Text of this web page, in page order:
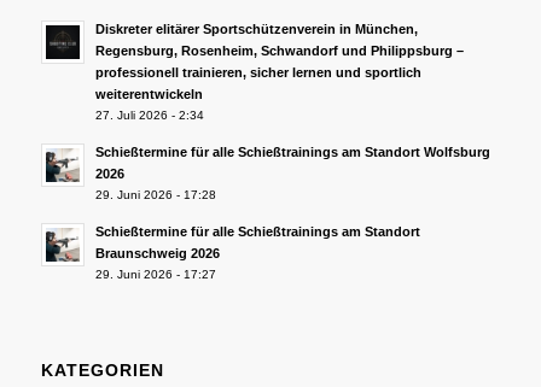
Diskreter elitärer Sportschützenverein in München,
Regensburg, Rosenheim, Schwandorf und Philippsburg –
professionell trainieren, sicher lernen und sportlich
weiterentwickeln
27. Juli 2026 - 2:34
Schießtermine für alle Schießtrainings am Standort Wolfsburg
2026
29. Juni 2026 - 17:28
Schießtermine für alle Schießtrainings am Standort
Braunschweig 2026
29. Juni 2026 - 17:27
KATEGORIEN